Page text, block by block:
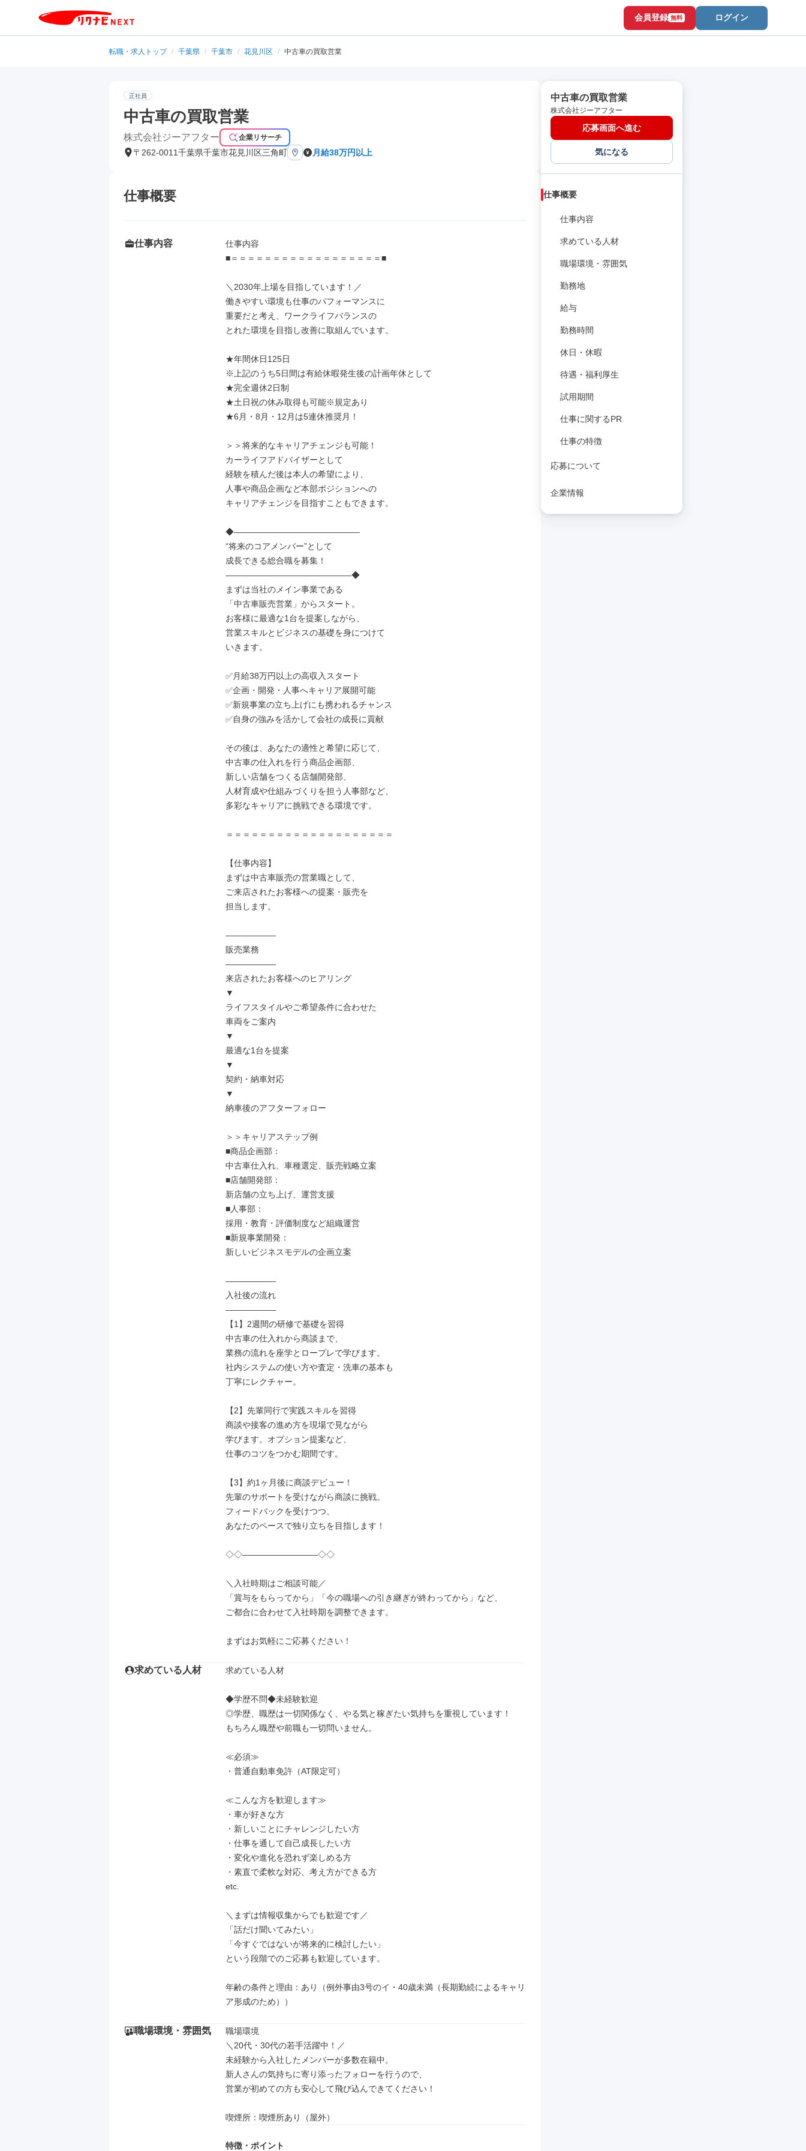
会員登録 無料 ログイン
転職・求人トップ / 千葉県 / 千葉市 / 花見川区 / 中古車の買取営業
正社員
中古車の買取営業
株式会社ジーアフター 企業リサーチ
〒262-0011千葉県千葉市花見川区三角町 月給38万円以上
仕事概要
仕事内容
仕事内容
■＝＝＝＝＝＝＝＝＝＝＝＝＝＝＝＝＝＝■
＼2030年上場を目指しています！／
働きやすい環境も仕事のパフォーマンスに
重要だと考え、ワークライフバランスの
とれた環境を目指し改善に取組んでいます。
★年間休日125日
※上記のうち5日間は有給休暇発生後の計画年休として
★完全週休2日制
★土日祝の休み取得も可能※規定あり
★6月・8月・12月は5連休推奨月！
＞＞将来的なキャリアチェンジも可能！
カーライフアドバイザーとして
経験を積んだ後は本人の希望により、
人事や商品企画など本部ポジションへの
キャリアチェンジを目指すこともできます。
◆―――――――――――――――
“将来のコアメンバー”として
成長できる総合職を募集！
―――――――――――――――◆
まずは当社のメイン事業である
「中古車販売営業」からスタート。
お客様に最適な1台を提案しながら、
営業スキルとビジネスの基礎を身につけて
いきます。
✅月給38万円以上の高収入スタート
✅企画・開発・人事へキャリア展開可能
✅新規事業の立ち上げにも携われるチャンス
✅自身の強みを活かして会社の成長に貢献
その後は、あなたの適性と希望に応じて、
中古車の仕入れを行う商品企画部、
新しい店舗をつくる店舗開発部、
人材育成や仕組みづくりを担う人事部など、
多彩なキャリアに挑戦できる環境です。
＝＝＝＝＝＝＝＝＝＝＝＝＝＝＝＝＝＝＝＝
【仕事内容】
まずは中古車販売の営業職として、
ご来店されたお客様への提案・販売を
担当します。
――――――
販売業務
――――――
来店されたお客様へのヒアリング
▼
ライフスタイルやご希望条件に合わせた
車両をご案内
▼
最適な1台を提案
▼
契約・納車対応
▼
納車後のアフターフォロー
＞＞キャリアステップ例
■商品企画部：
中古車仕入れ、車種選定、販売戦略立案
■店舗開発部：
新店舗の立ち上げ、運営支援
■人事部：
採用・教育・評価制度など組織運営
■新規事業開発：
新しいビジネスモデルの企画立案
――――――
入社後の流れ
――――――
【1】2週間の研修で基礎を習得
中古車の仕入れから商談まで、
業務の流れを座学とロープレで学びます。
社内システムの使い方や査定・洗車の基本も
丁寧にレクチャー。
【2】先輩同行で実践スキルを習得
商談や接客の進め方を現場で見ながら
学びます。オプション提案など、
仕事のコツをつかむ期間です。
【3】約1ヶ月後に商談デビュー！
先輩のサポートを受けながら商談に挑戦。
フィードバックを受けつつ、
あなたのペースで独り立ちを目指します！
◇◇―――――――――◇◇
＼入社時期はご相談可能／
「賞与をもらってから」「今の職場への引き継ぎが終わってから」など、
ご都合に合わせて入社時期を調整できます。
まずはお気軽にご応募ください！
求めている人材 求めている人材
◆学歴不問◆未経験歓迎
◎学歴、職歴は一切関係なく、やる気と稼ぎたい気持ちを重視しています！
もちろん職歴や前職も一切問いません。
≪必須≫
・普通自動車免許（AT限定可）
≪こんな方を歓迎します≫
・車が好きな方
・新しいことにチャレンジしたい方
・仕事を通して自己成長したい方
・変化や進化を恐れず楽しめる方
・素直で柔軟な対応、考え方ができる方
etc.
＼まずは情報収集からでも歓迎です／
「話だけ聞いてみたい」
「今すぐではないが将来的に検討したい」
という段階でのご応募も歓迎しています。
年齢の条件と理由：あり（例外事由3号のイ・40歳未満（長期勤続によるキャリ
ア形成のため））
職場環境・雰囲気
職場環境
＼20代・30代の若手活躍中！／
未経験から入社したメンバーが多数在籍中。
新人さんの気持ちに寄り添ったフォローを行うので、
営業が初めての方も安心して飛び込んできてください！
喫煙所：喫煙所あり（屋外）
特徴・ポイント
中古車の買取営業
株式会社ジーアフター
応募画面へ進む
気になる
仕事概要
仕事内容
求めている人材
職場環境・雰囲気
勤務地
給与
勤務時間
休日・休暇
待遇・福利厚生
試用期間
仕事に関するPR
仕事の特徴
応募について
企業情報